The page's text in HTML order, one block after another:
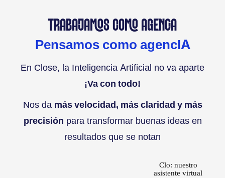
TRABAJAMOS COMO AGENCIA
Pensamos como agencIA
En Close, la Inteligencia Artificial no va aparte
¡Va con todo!
Nos da más velocidad, más claridad y más
precisión para transformar buenas ideas en
resultados que se notan
Clo: nuestro
asistente virtual